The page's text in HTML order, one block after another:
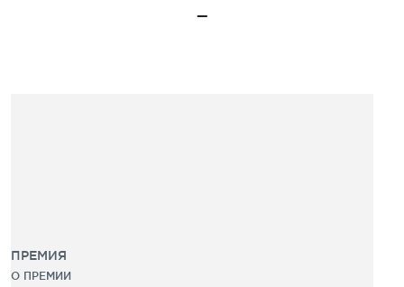
ПРЕМИЯ
О ПРЕМИИ